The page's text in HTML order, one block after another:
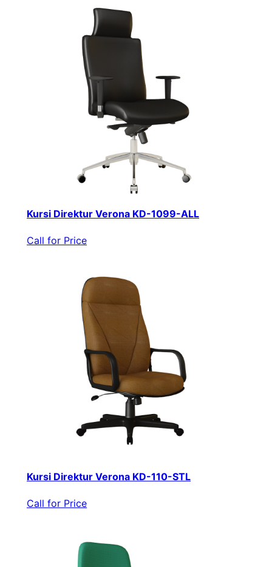
Kursi Direktur Verona KD-1099-ALL
Call for Price
Kursi Direktur Verona KD-110-STL
Call for Price